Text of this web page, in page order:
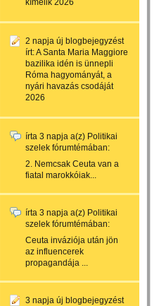
kímélik 2026
2 napja új blogbejegyzést
írt:A Santa Maria Maggiore
bazilika idén is ünnepli
Róma hagyományát, a
nyári havazás csodáját
2026
írta 3 napja a(z) Politikai
szelek fórumtémában:
2. Nemcsak Ceuta van a
fiatal marokkóiak...
írta 3 napja a(z) Politikai
szelek fórumtémában:
Ceuta inváziója után jön
az influencerek
propagandája ...
3 napja új blogbejegyzést